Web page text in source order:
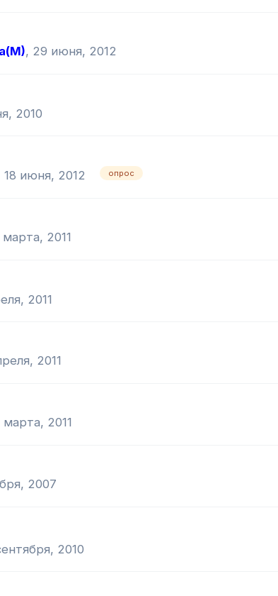
, 29 июня, 2012
2010
18 июня, 2012 опрос
2011
2011
2011
марта, 2011
2007
2010